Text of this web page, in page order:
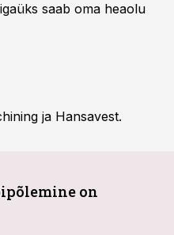
saab oma heaolu
ja Hansavest.
on